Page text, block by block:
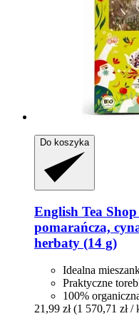
Do koszyka
English Tea Shop
pomarańcza,
herbaty (14 g)
Idealna
Praktyczne
100%
21,99 zł (1 570,71 zł /